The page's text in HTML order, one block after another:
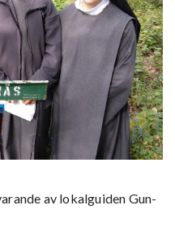
av lokalguiden Gun-